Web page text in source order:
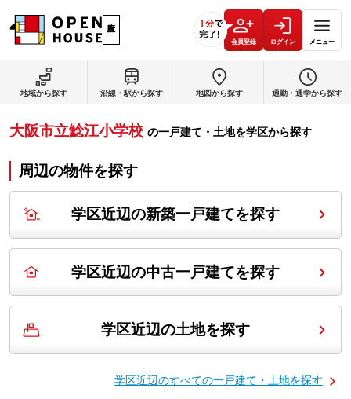
会員登録 ログイン メニュー
地域から探す 沿線・駅から探す 地図から探す 通勤・通学から探す
大阪市立鯰江小学校 の一戸建て・土地を学区から探す
周辺の物件を探す
学区近辺の新築一戸建てを探す
学区近辺の中古一戸建てを探す
学区近辺の土地を探す
学区近辺のすべての一戸建て・土地を探す